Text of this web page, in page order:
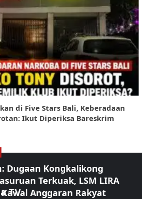
di Five Stars Bali, Keberadaan
Ikut Diperiksa Bareskrim
TV
Dugaan Kongkalikong
Terkuak, LSM LIRA
Anggaran Rakyat